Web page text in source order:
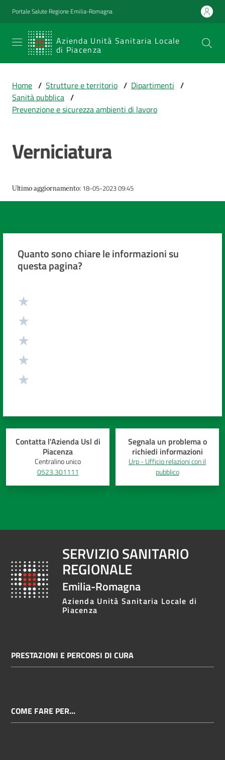
Vai al contenuto
Vai alla navigazione
Vai al footer
Portale Salute Regione Emilia-Romagna
Azienda Unità Sanitaria Locale
di Piacenza
SERVIZIO
SANITARIO
Emilia-
Romagna
e
percorsi
Come
Strutture
territorio
Costruiamo
Scuole
Imprese
ed Enti
su
Home / Strutture e territorio / Dipartimenti /
Sanità pubblica /
Prevenzione e sicurezza ambienti di lavoro
Verniciatura
Ultimo aggiornamento: 18-05-2023 09:45
Quanto sono chiare le informazioni su
questa pagina?
Contatta l'Azienda Usl di
Piacenza
Centralino unico
0523.301111
Segnala un problema o
richiedi informazioni
Urp - Ufficio relazioni con il
pubblico
SERVIZIO SANITARIO
REGIONALE
Emilia-Romagna
Azienda Unità Sanitaria Locale di
Piacenza
PRESTAZIONI E PERCORSI DI CURA
COME FARE PER...